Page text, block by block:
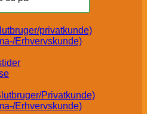
privatkunde)
Erhvervskunde)
Privatkunde)
Erhvervskunde)